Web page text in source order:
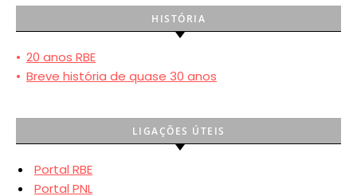
HISTÓRIA
• 20 anos RBE
• Breve história de quase 30 anos
LIGAÇÕES ÚTEIS
Portal RBE
Portal PNL